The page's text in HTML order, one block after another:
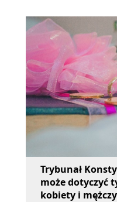
Trybunał
może dotyczyć
kobiety i